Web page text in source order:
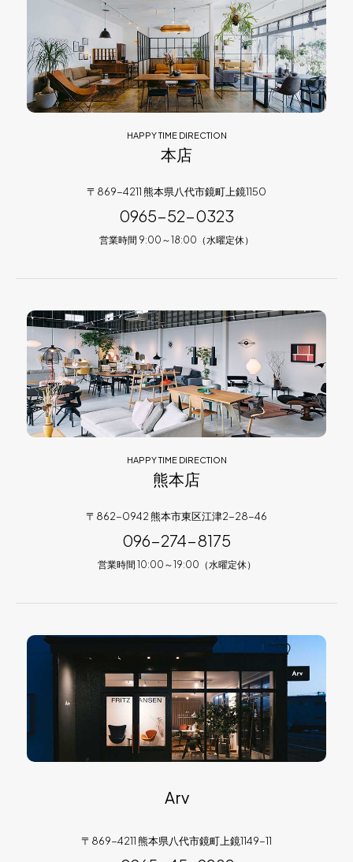
HAPPY TIME DIRECTION
本店
〒869-4211 熊本県八代市鏡町上鏡1150
0965-52-0323
営業時間 9:00～18:00（水曜定休）
HAPPY TIME DIRECTION
熊本店
〒862-0942 熊本市東区江津2-28-46
096-274-8175
営業時間 10:00～19:00（水曜定休）
Arv
〒869-4211 熊本県八代市鏡町上鏡1149-11